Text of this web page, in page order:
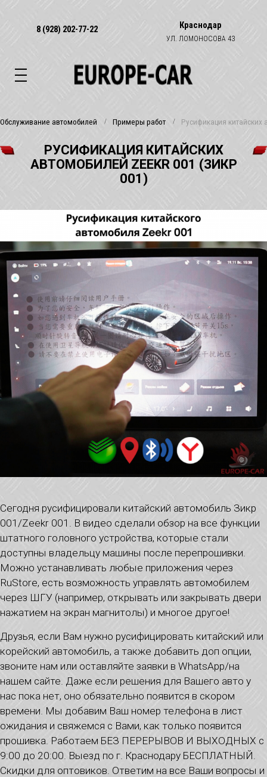
8 (928) 202-77-22 Краснодар
УЛ. ЛОМОНОСОВА 43
Обслуживание автомобилей Примеры работ Русификация
РУСИФИКАЦИЯ КИТАЙСКИХ
АВТОМОБИЛЕЙ ZEEKR 001 (ЗИКР
001)
Сегодня русифицировали китайский автомобиль Зикр
001/Zeekr 001. В видео сделали обзор на все функции
штатного головного устройства, которые стали
доступны владельцу машины после перепрошивки.
Можно устанавливать любые приложения через
RuStore, есть возможность управлять автомобилем
через ШГУ (например, открывать или закрывать двери
нажатием на экран магнитолы) и многое другое!
Друзья, если Вам нужно русифицировать китайский или
корейский автомобиль, а также добавить доп опции,
звоните нам или оставляйте заявки в WhatsApp/на
нашем сайте. Даже если решения для Вашего авто у
нас пока нет, оно обязательно появится в скором
времени. Мы добавим Ваш номер телефона в лист
ожидания и свяжемся с Вами, как только появится
прошивка. Работаем БЕЗ ПЕРЕРЫВОВ И ВЫХОДНЫХ с
9:00 до 20:00. Выезд по г. Краснодару БЕСПЛАТНЫЙ.
Скидки для оптовиков. Ответим на все Ваши вопросы и